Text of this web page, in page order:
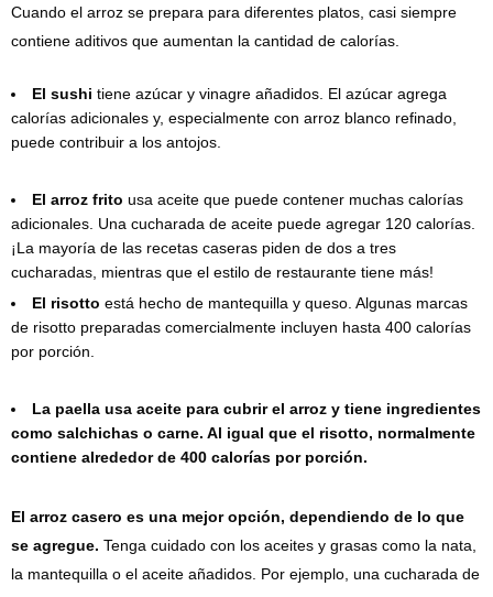
Cuando el arroz se prepara para diferentes platos, casi siempre
contiene aditivos que aumentan la cantidad de calorías.
El sushi tiene azúcar y vinagre añadidos. El azúcar agrega
calorías adicionales y, especialmente con arroz blanco refinado,
puede contribuir a los antojos.
El arroz frito usa aceite que puede contener muchas calorías
adicionales. Una cucharada de aceite puede agregar 120 calorías.
¡La mayoría de las recetas caseras piden de dos a tres
cucharadas, mientras que el estilo de restaurante tiene más!
El risotto está hecho de mantequilla y queso. Algunas marcas
de risotto preparadas comercialmente incluyen hasta 400 calorías
por porción.
La paella usa aceite para cubrir el arroz y tiene ingredientes
como salchichas o carne. Al igual que el risotto, normalmente
contiene alrededor de 400 calorías por porción.
El arroz casero es una mejor opción, dependiendo de lo que
se agregue. Tenga cuidado con los aceites y grasas como la nata,
la mantequilla o el aceite añadidos. Por ejemplo, una cucharada de